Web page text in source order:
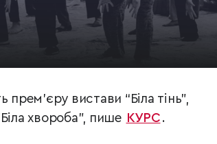
вистави “Біла тінь”,
хвороба”, пише КУРС .